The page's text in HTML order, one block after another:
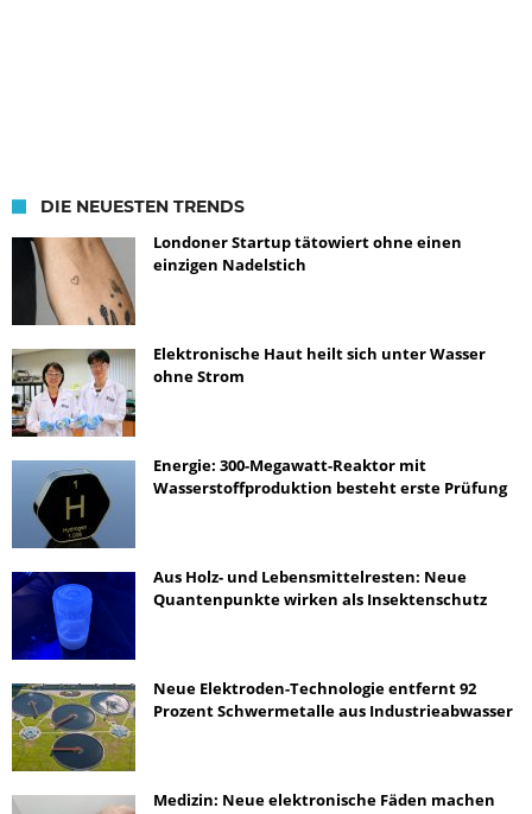
DIE NEUESTEN TRENDS
Londoner Startup tätowiert ohne einen
einzigen Nadelstich
Elektronische Haut heilt sich unter Wasser
ohne Strom
Energie: 300-Megawatt-Reaktor mit
Wasserstoffproduktion besteht erste Prüfung
Aus Holz- und Lebensmittelresten: Neue
Quantenpunkte wirken als Insektenschutz
Neue Elektroden-Technologie entfernt 92
Prozent Schwermetalle aus Industrieabwasser
Medizin: Neue elektronische Fäden machen